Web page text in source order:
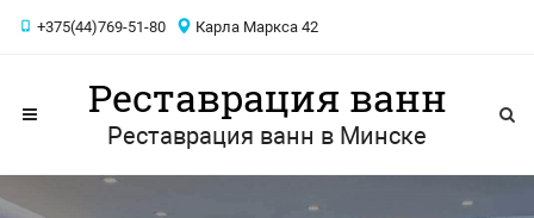
+375(44)769-51-80 Карла Маркса 42
Реставрация ванн
Реставрация ванн в Минске